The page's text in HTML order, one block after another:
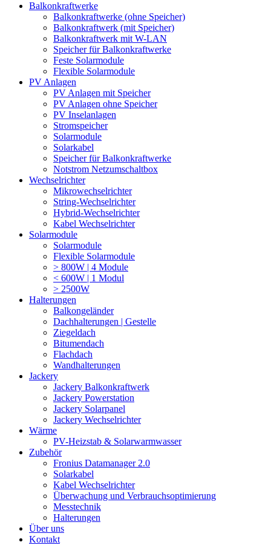
Balkonkraftwerke
Balkonkraftwerke (ohne Speicher)
Balkonkraftwerk (mit Speicher)
Balkonkraftwerk mit W-LAN
Speicher für Balkonkraftwerke
Feste Solarmodule
Flexible Solarmodule
PV Anlagen
PV Anlagen mit Speicher
PV Anlagen ohne Speicher
PV Inselanlagen
Stromspeicher
Solarmodule
Solarkabel
Speicher für Balkonkraftwerke
Notstrom Netzumschaltbox
Wechselrichter
Mikrowechselrichter
String-Wechselrichter
Hybrid-Wechselrichter
Kabel Wechselrichter
Solarmodule
Solarmodule
Flexible Solarmodule
> 800W | 4 Module
< 600W | 1 Modul
> 2500W
Halterungen
Balkongeländer
Dachhalterungen | Gestelle
Ziegeldach
Bitumendach
Flachdach
Wandhalterungen
Jackery
Jackery Balkonkraftwerk
Jackery Powerstation
Jackery Solarpanel
Jackery Wechselrichter
Wärme
PV-Heizstab & Solarwarmwasser
Zubehör
Fronius Datamanager 2.0
Solarkabel
Kabel Wechselrichter
Überwachung und Verbrauchsoptimierung
Messtechnik
Halterungen
Über uns
Kontakt